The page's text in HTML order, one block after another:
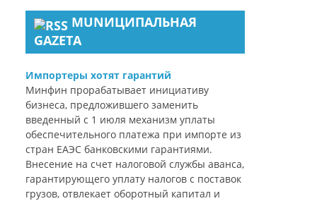
MUNИЦИПАЛЬНАЯ
GAZЕТА
Импортеры хотят гарантий
Минфин прорабатывает инициативу
бизнеса, предложившего заменить
введенный с 1 июля механизм уплаты
обеспечительного платежа при импорте из
стран ЕАЭС банковскими гарантиями.
Внесение на счет налоговой службы аванса,
гарантирующего уплату налогов с поставок
грузов, отвлекает оборотный капитал и